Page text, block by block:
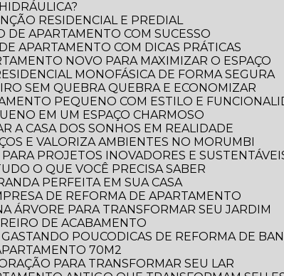
RESIDENCIAL E PREDIAL
DE APARTAMENTO COM SUCESSO
APARTAMENTO COM DICAS PRÁTICAS
NOVO PARA MAXIMIZAR O ESPAÇO
MONOFÁSICA DE FORMA SEGURA
SEM QUEBRA QUEBRA E ECONOMIZAR
PEQUENO COM ESTILO E
EM UM ESPAÇO CHARMOSO
A CASA DOS SONHOS EM REALIDADE
E VALORIZA AMBIENTES NO MORUMBI
PROJETOS INOVADORES E
O QUE VOCÊ PRECISA SABER
PERFEITA EM SUA CASA
DE REFORMA DE APARTAMENTO
ÁRVORE PARA TRANSFORMAR SEU JARDIM
DE ACABAMENTO
POUCO
DICAS DE REFORMA DE
70M2
PARA TRANSFORMAR SEU LAR